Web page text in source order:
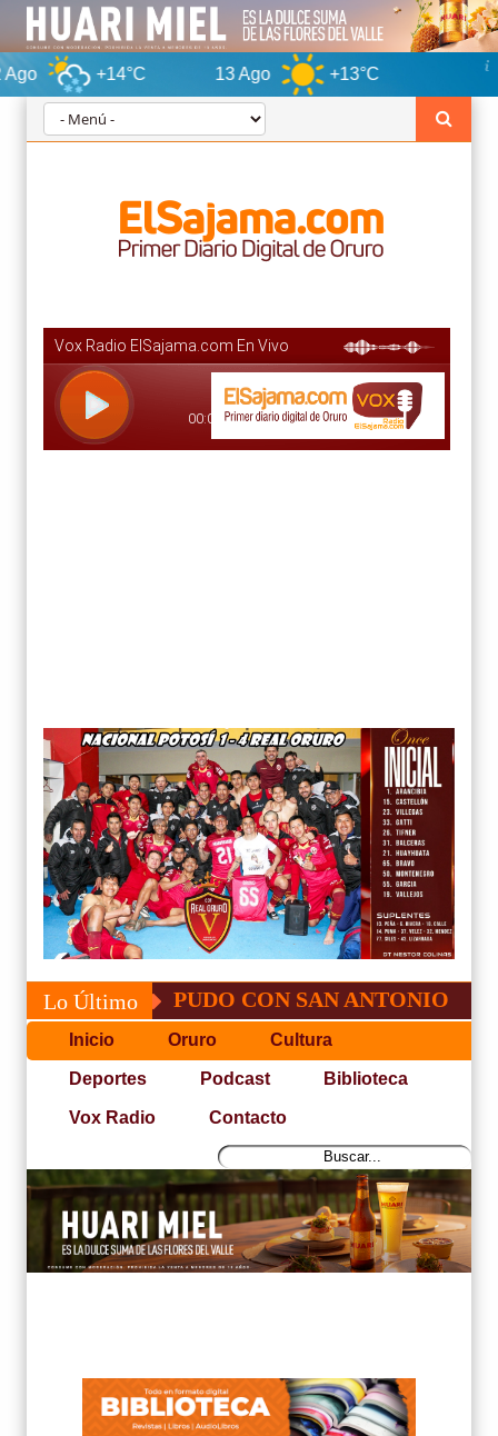
+14°C 13 Ago +13°C Oruro
Lo Último
JOSÉ, NO PUDO CON SAN ANTONIO
Inicio Oruro Cultura
Deportes Podcast Biblioteca
Vox Radio Contacto